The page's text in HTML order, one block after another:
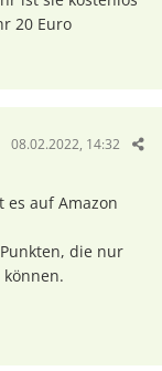
20 Euro
08.02.2022, 14:32
es auf Amazon
die nur